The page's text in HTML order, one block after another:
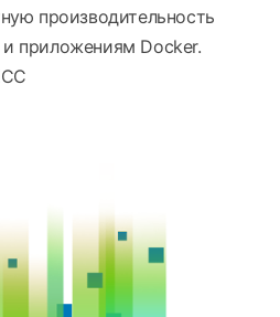
производительность
приложениям Docker.